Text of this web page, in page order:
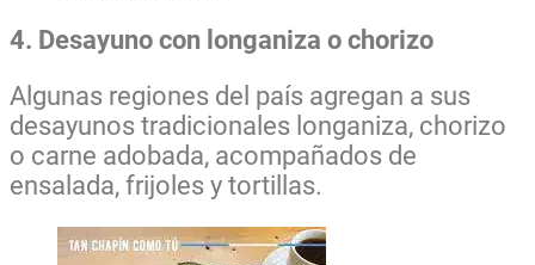
4. Desayuno con longaniza o chorizo
Algunas regiones del país agregan a sus
desayunos tradicionales longaniza, chorizo
o carne adobada, acompañados de
ensalada, frijoles y tortillas.